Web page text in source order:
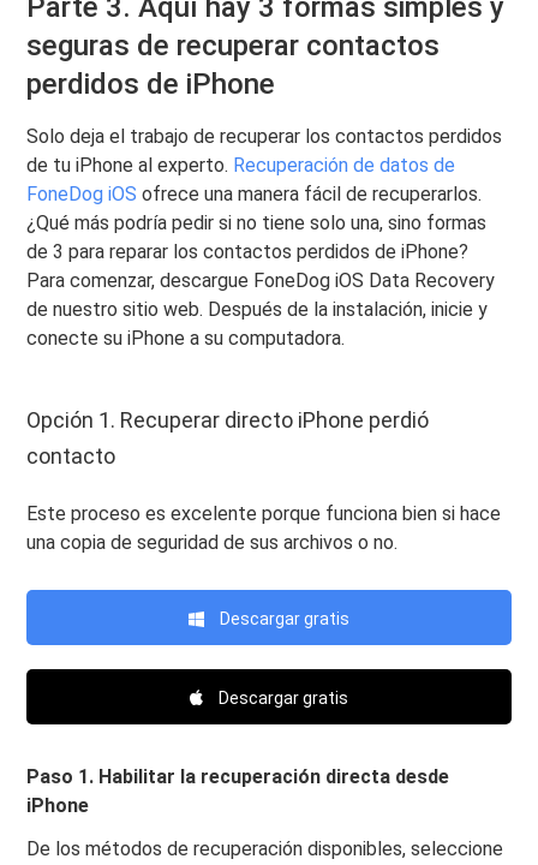
Parte 3. Aquí hay 3 formas simples y
seguras de recuperar contactos
perdidos de iPhone
Solo deja el trabajo de recuperar los contactos perdidos
de tu iPhone al experto. Recuperación de datos de
FoneDog iOS ofrece una manera fácil de recuperarlos.
¿Qué más podría pedir si no tiene solo una, sino formas
de 3 para reparar los contactos perdidos de iPhone?
Para comenzar, descargue FoneDog iOS Data Recovery
de nuestro sitio web. Después de la instalación, inicie y
conecte su iPhone a su computadora.
Opción 1. Recuperar directo iPhone perdió
contacto
Este proceso es excelente porque funciona bien si hace
una copia de seguridad de sus archivos o no.
Descargar gratis
Descargar gratis
Paso 1. Habilitar la recuperación directa desde
iPhone
De los métodos de recuperación disponibles, seleccione